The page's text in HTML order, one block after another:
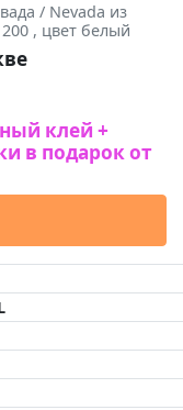
/ Nevada из
, цвет белый
клей +
в подарок от